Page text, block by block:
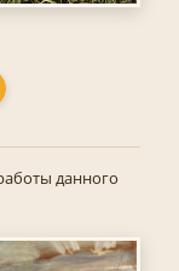
данного